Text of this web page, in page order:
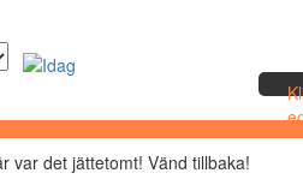
var det jättetomt! Vänd tillbaka!